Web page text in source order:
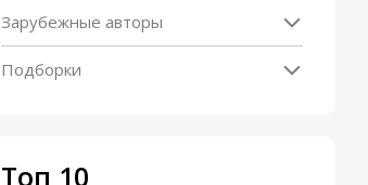
Зарубежные авторы
Подборки
Топ 10